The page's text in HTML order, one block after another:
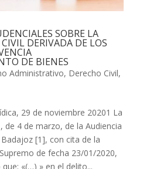
SOBRE LA
DERIVADA DE LOS
DE BIENES
Administrativo, Derecho Civil,
29 de noviembre 20201 La
de 4 de marzo, de la Audiencia
Badajoz [1], con cita de la
de fecha 23/01/2020,
«(…) » en el delito...